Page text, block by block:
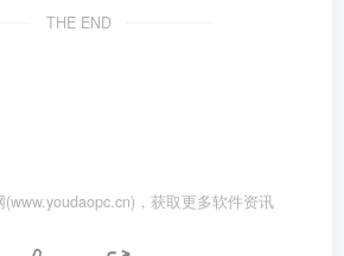
THE END
，获取更多软件资讯